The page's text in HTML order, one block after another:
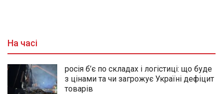
На часі
росія б’є по складах і логістиці: що буде
з цінами та чи загрожує Україні дефіцит
товарів